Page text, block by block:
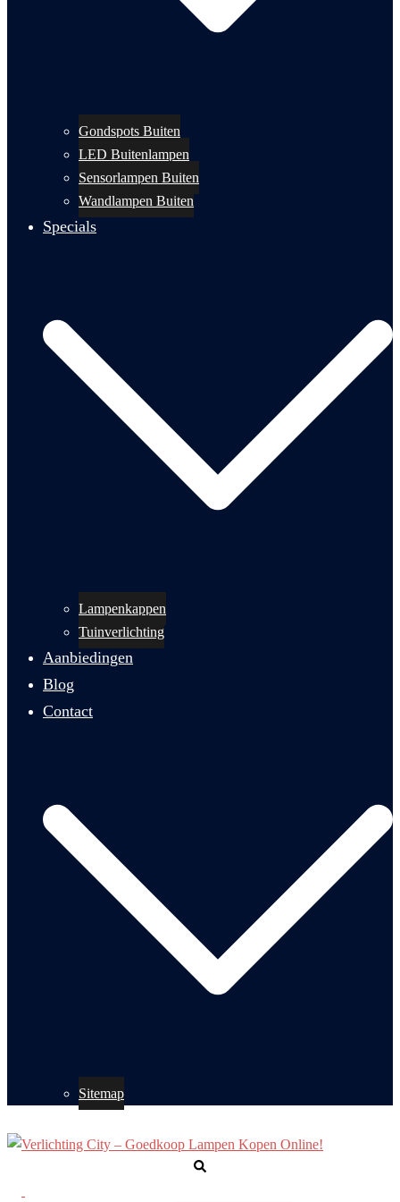
Gondspots Buiten
LED Buitenlampen
Sensorlampen Buiten
Wandlampen Buiten
Specials
Lampenkappen
Tuinverlichting
Aanbiedingen
Blog
Contact
Sitemap